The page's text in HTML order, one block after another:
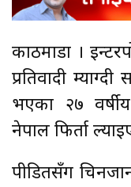
काठमाडौँ ।
प्रतिवादी
भएका २७
नेपाल फिर्ता
पीडितसँग